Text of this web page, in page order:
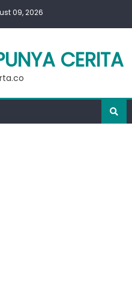
09, 2026
CERITA